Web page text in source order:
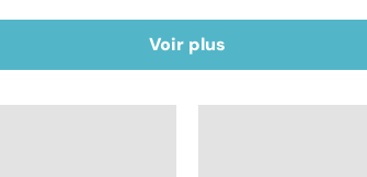
Voir plus